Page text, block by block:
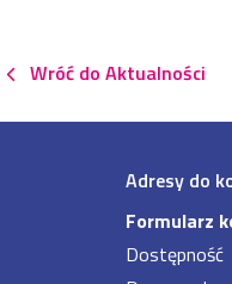
Wróć do Aktualności
Adresy do
Formularz
Dostępność